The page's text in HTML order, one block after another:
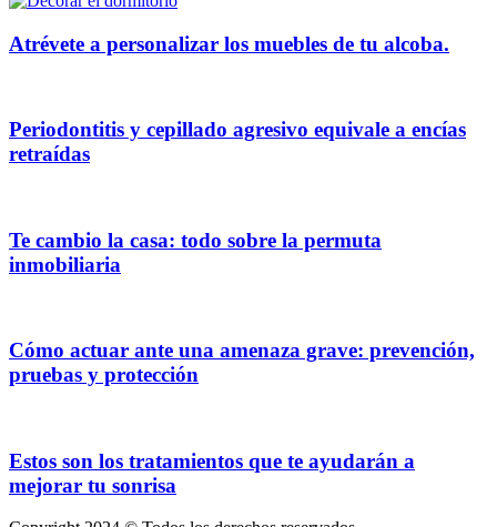
Atrévete a personalizar los muebles de tu alcoba.
Periodontitis y cepillado agresivo equivale a encías
retraídas
Te cambio la casa: todo sobre la permuta
inmobiliaria
Cómo actuar ante una amenaza grave: prevención,
pruebas y protección
Estos son los tratamientos que te ayudarán a
mejorar tu sonrisa